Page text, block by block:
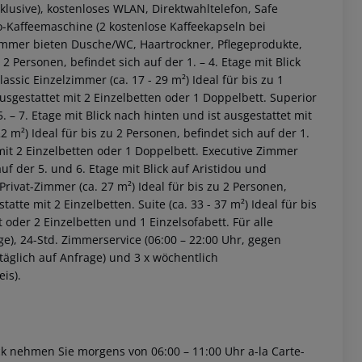
kostenloses WLAN, Direktwahltelefon, Safe
(2 kostenlose Kaffeekapseln bei
bieten Dusche/WC, Haartrockner, Pflegeprodukte,
2 Personen, befindet sich auf der 1. – 4. Etage mit Blick
Einzelzimmer (ca. 17 - 29 m²) Ideal für bis zu 1
mit 2 Einzelbetten oder 1 Doppelbett. Superior
7. Etage mit Blick nach hinten und ist ausgestattet mit
m²) Ideal für bis zu 2 Personen, befindet sich auf der 1.
2 Einzelbetten oder 1 Doppelbett. Executive Zimmer
der 5. und 6. Etage mit Blick auf Aristidou und
Privat-Zimmer (ca. 27 m²) Ideal für bis zu 2 Personen,
mit 2 Einzelbetten. Suite (ca. 33 - 37 m²) Ideal für bis
2 Einzelbetten und 1 Einzelsofabett. Für alle
24-Std. Zimmerservice (06:00 – 22:00 Uhr, gegen
auf Anfrage) und 3 x wöchentlich
Sie morgens von 06:00 – 11:00 Uhr a-la Carte-